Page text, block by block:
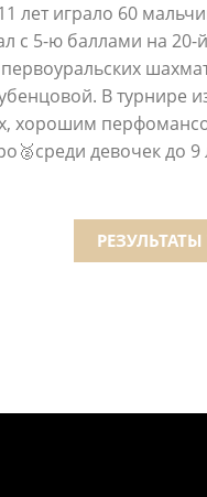
лет играло 60
с 5-ю баллами на 20-
В турнире
хорошим
девочек до